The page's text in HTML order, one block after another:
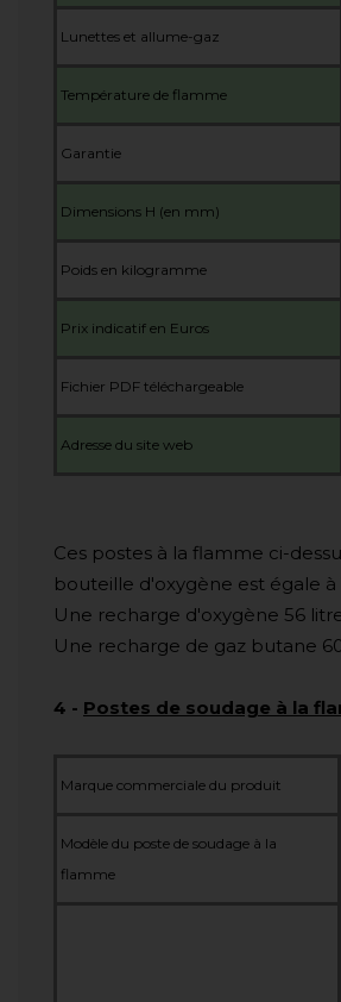
Lunettes et allume-gaz
Température de flamme
Garantie
Dimensions H (en mm)
Poids en kilogramme
Prix indicatif en Euros
Fichier PDF téléchargeable
Adresse du site web
Ces postes à la flamme ci-
bouteille d'oxygène est égale à
Une recharge d'oxygène 56
Une recharge de gaz butane
4 - Postes de soudage à la
Marque commerciale du produit
Modèle du poste de soudage à la
flamme